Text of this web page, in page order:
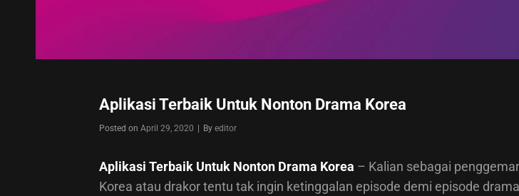
Aplikasi Terbaik Untuk Nonton Drama Korea
Posted onApril 29, 2020 ByByline
editor
Aplikasi Terbaik Untuk Nonton Drama Korea – Kalian sebagai
Korea atau drakor tentu tak ingin ketinggalan episode demi episode